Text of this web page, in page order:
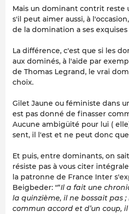
Mais un dominant contrit reste
s'il peut aimer aussi, à
de la domination a ses
La différence, c'est que si les
aux dominés, à l'aide par
de Thomas Legrand, le vrai
choix.
Gilet Jaune ou féministe dans
est pas donné de finasser
Aucune ambigüité pour lui (
sent, il l'est et ne peut donc
Et puis, entre dominants, on
résiste pas à vous citer
la patronne de France Inter
Beigbeder: "“Il a fait une
la quinzième, il ne bossait pas ;
commun accord et d’un coup,